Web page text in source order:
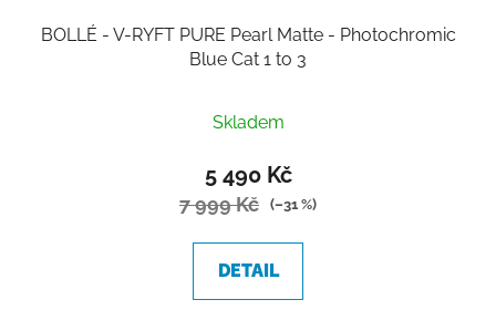
BOLLÉ - V-RYFT PURE Pearl Matte - Photochromic
Blue Cat 1 to 3
Skladem
5 490 Kč
7 999 Kč (–31 %)
DETAIL